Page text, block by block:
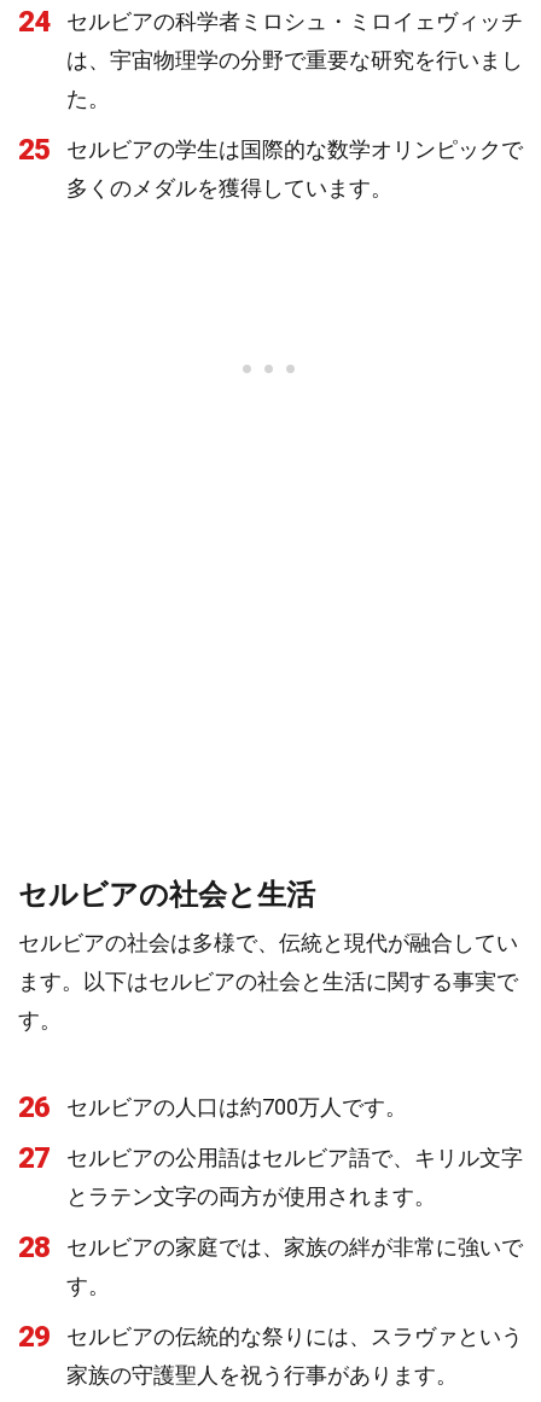
24
セルビアの科学者ミロシュ・ミロイェヴィッチ
は、宇宙物理学の分野で重要な研究を行いまし
た。
25
セルビアの学生は国際的な数学オリンピックで
多くのメダルを獲得しています。
セルビアの社会と生活
セルビアの社会は多様で、伝統と現代が融合してい
ます。以下はセルビアの社会と生活に関する事実で
す。
26 セルビアの人口は約700万人です。
27
セルビアの公用語はセルビア語で、キリル文字
とラテン文字の両方が使用されます。
28
セルビアの家庭では、家族の絆が非常に強いで
す。
29
セルビアの伝統的な祭りには、スラヴァという
家族の守護聖人を祝う行事があります。